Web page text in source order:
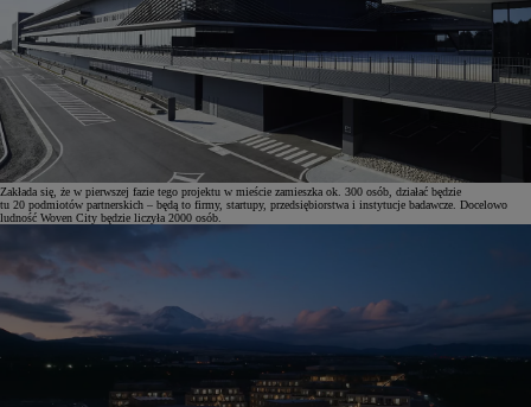
Zakłada się, że w pierwszej fazie tego projektu w mieście zamieszka ok. 300 osób, działać będzie
tu 20 podmiotów partnerskich – będą to firmy, startupy, przedsiębiorstwa i instytucje badawcze. Docelowo
ludność Woven City będzie liczyła 2000 osób.